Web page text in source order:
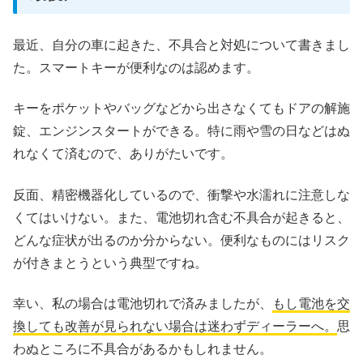
最近、自分の車に起きた、不具合と対処について書きまし
た。スマートキーが便利なのは認めます。
キーをポケットやバッグなどから出さなくてもドアの解施
錠、エンジンスタートができる。特に雨や雪の日などはぬ
れなくて済むので、ありがたいです。
反面、精密機器化しているので、衝撃や水濡れに注意しな
くてはいけない。また、電池切れ含む不具合が起きると、
どんな症状が出るのか分からない。便利なものにはリスク
が付きまとうという典型ですね。
幸い、私の場合は電池切れで済みましたが、
もし電池を交
換しても改善が見られない場合は迷わずディーラーへ。 思
わぬところに不具合があるかもしれません。